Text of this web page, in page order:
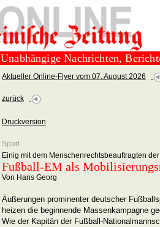
Unabhängige Nachrichten,
Aktueller Online-Flyer vom 07. August 2026
zurück
Druckversion
Sport
Einig mit dem Menschenrechtsbeauftragten
Fußball-EM als
Von Hans Georg
Äußerungen prominenter deutscher
heizen die beginnende Massenkampagne
Wie der Kapitän der Fußball-